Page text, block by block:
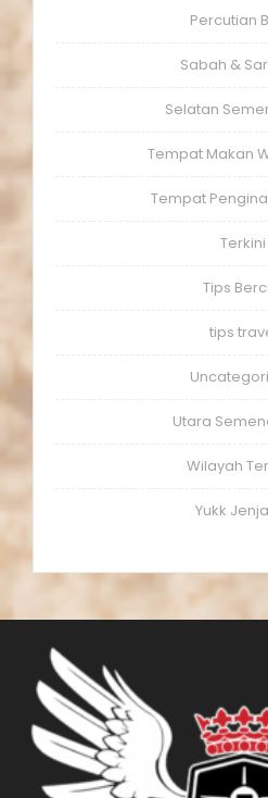
Percutian
Sabah &
Selatan
Tempat Makan
Tempat
Terkini
Tips
tips
Utara
Wilayah
Yukk